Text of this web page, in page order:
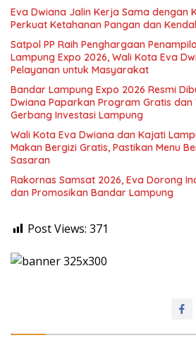
Eva Dwiana Jalin Kerja Sama dengan
Perkuat Ketahanan Pangan dan
Satpol PP Raih Penghargaan
Lampung Expo 2026, Wali Kota Eva
Pelayanan untuk Masyarakat
Bandar Lampung Expo 2026 Resmi
Dwiana Paparkan Program Gratis
Gerbang Investasi Lampung
Wali Kota Eva Dwiana dan Kajati
Makan Bergizi Gratis, Pastikan Menu
Sasaran
Rakornas Samsat 2026, Eva Dorong
dan Promosikan Bandar Lampung
Post Views: 371